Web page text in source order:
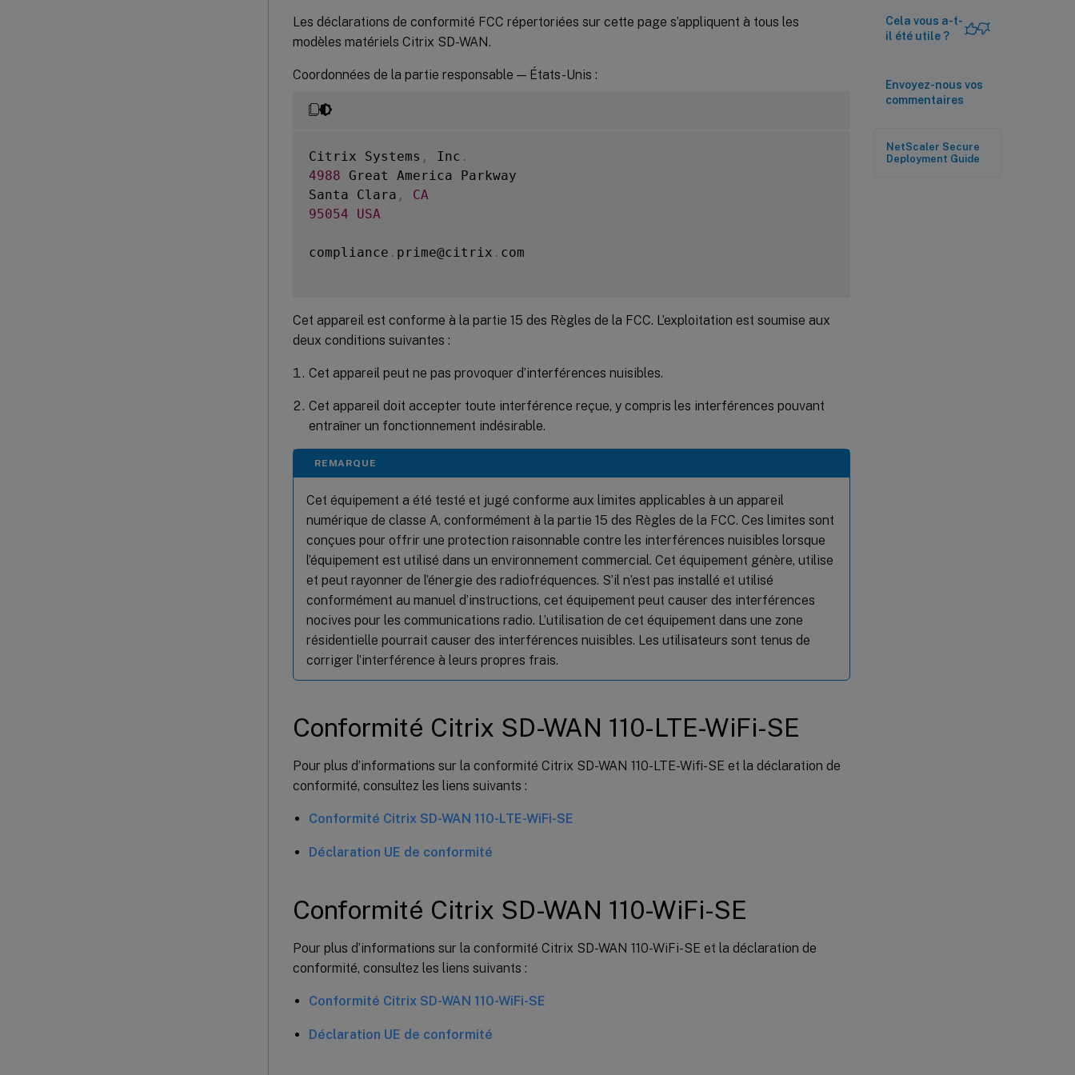
Les déclarations de conformité FCC répertoriées sur cette page s’appliquent à tous les
modèles matériels Citrix SD-WAN.
Coordonnées de la partie responsable — États-Unis :
Citrix Systems , Inc .
4988 Great America Parkway
Santa Clara ,
CA
95054
USA
compliance . prime@citrix . com
Cet appareil est conforme à la partie 15 des Règles de la FCC. L’exploitation est soumise aux
deux conditions suivantes :
Cet appareil peut ne pas provoquer d’interférences nuisibles.
Cet appareil doit accepter toute interférence reçue, y compris les interférences pouvant
entraîner un fonctionnement indésirable.
REMARQUE
Cet équipement a été testé et jugé conforme aux limites applicables à un appareil
numérique de classe A, conformément à la partie 15 des Règles de la FCC. Ces limites sont
conçues pour offrir une protection raisonnable contre les interférences nuisibles lorsque
l’équipement est utilisé dans un environnement commercial. Cet équipement génère, utilise
et peut rayonner de l’énergie des radiofréquences. S’il n’est pas installé et utilisé
conformément au manuel d’instructions, cet équipement peut causer des interférences
nocives pour les communications radio. L’utilisation de cet équipement dans une zone
résidentielle pourrait causer des interférences nuisibles. Les utilisateurs sont tenus de
corriger l’interférence à leurs propres frais.
Conformité Citrix SD-WAN 110-LTE-WiFi-SE
Pour plus d’informations sur la conformité Citrix SD-WAN 110-LTE-Wifi-SE et la déclaration de
conformité, consultez les liens suivants :
Conformité Citrix SD-WAN 110-LTE-WiFi-SE
Déclaration UE de conformité
Conformité Citrix SD-WAN 110-WiFi-SE
Pour plus d’informations sur la conformité Citrix SD-WAN 110-WiFi-SE et la déclaration de
conformité, consultez les liens suivants :
Conformité Citrix SD-WAN 110-WiFi-SE
Déclaration UE de conformité
Cela vous a-t-
il été utile ?
Envoyez-nous vos
commentaires
NetScaler Secure
Deployment Guide